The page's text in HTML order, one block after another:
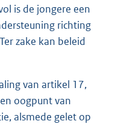
is de jongere een
richting
zake kan beleid
van artikel 17,
oogpunt van
alsmede gelet op